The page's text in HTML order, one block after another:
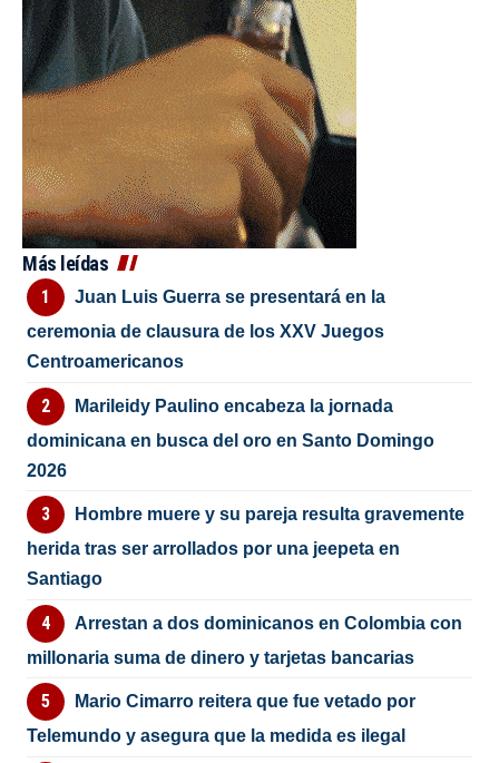
Más leídas
Juan Luis Guerra se presentará en la
ceremonia de clausura de los XXV Juegos
Centroamericanos
Marileidy Paulino encabeza la jornada
dominicana en busca del oro en Santo Domingo
2026
Hombre muere y su pareja resulta gravemente
herida tras ser arrollados por una jeepeta en
Santiago
Arrestan a dos dominicanos en Colombia con
millonaria suma de dinero y tarjetas bancarias
Mario Cimarro reitera que fue vetado por
Telemundo y asegura que la medida es ilegal